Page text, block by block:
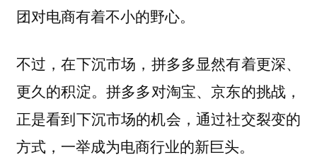
团对电商有着不小的野心。
不过，在下沉市场，拼多多显然有着更深、
更久的积淀。 拼多多对淘宝、京东的挑战，
正是看到下沉市场的机会，通过社交裂变的
方式，一举成为电商行业的新巨头。